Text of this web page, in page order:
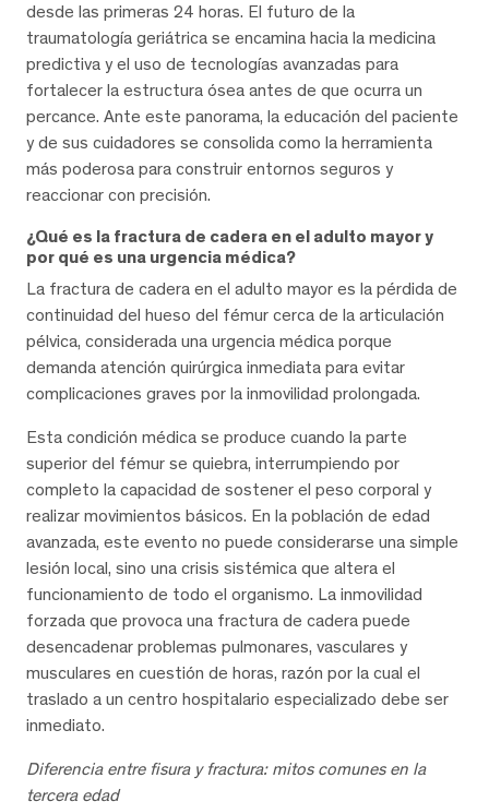
desde las primeras 24 horas. El futuro de la
traumatología geriátrica se encamina hacia la medicina
predictiva y el uso de tecnologías avanzadas para
fortalecer la estructura ósea antes de que ocurra un
percance. Ante este panorama, la educación del paciente
y de sus cuidadores se consolida como la herramienta
más poderosa para construir entornos seguros y
reaccionar con precisión.
¿Qué es la fractura de cadera en el adulto mayor y
por qué es una urgencia médica?
La fractura de cadera en el adulto mayor es la pérdida de
continuidad del hueso del fémur cerca de la articulación
pélvica, considerada una urgencia médica porque
demanda atención quirúrgica inmediata para evitar
complicaciones graves por la inmovilidad prolongada.
Esta condición médica se produce cuando la parte
superior del fémur se quiebra, interrumpiendo por
completo la capacidad de sostener el peso corporal y
realizar movimientos básicos. En la población de edad
avanzada, este evento no puede considerarse una simple
lesión local, sino una crisis sistémica que altera el
funcionamiento de todo el organismo. La inmovilidad
forzada que provoca una fractura de cadera puede
desencadenar problemas pulmonares, vasculares y
musculares en cuestión de horas, razón por la cual el
traslado a un centro hospitalario especializado debe ser
inmediato.
Diferencia entre fisura y fractura: mitos comunes en la
tercera edad